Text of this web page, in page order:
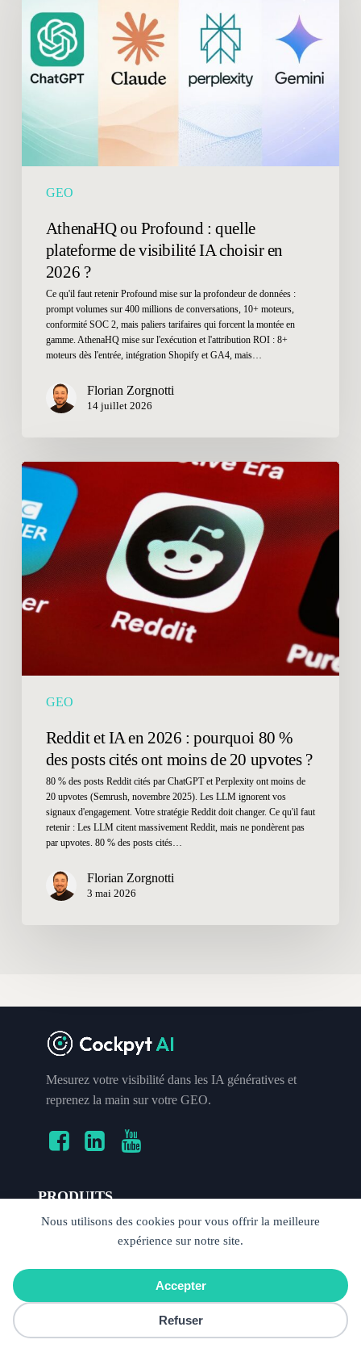
Nous utilisons des cookies pour vous offrir la meilleure
expérience sur notre site.
Accepter
Refuser
GEO
quelle
plateforme
de
IA
choisir
en
AthenaHQ ou Profound : quelle
plateforme de visibilité IA choisir en
2026 ?
Ce qu'il faut retenir Profound mise sur la profondeur de données :
prompt volumes sur 400 millions de conversations, 10+ moteurs,
conformité SOC 2, mais paliers tarifaires qui forcent la montée en
gamme. AthenaHQ mise sur l'exécution et l'attribution ROI : 8+
moteurs dès l'entrée, intégration Shopify et GA4, mais…
Florian Zorgnotti
14 juillet 2026
GEO
Reddit
IA
en
2026
:
pourquoi
80
posts
moins
upvotes
Reddit et IA en 2026 : pourquoi 80 %
des posts cités ont moins de 20 upvotes ?
80 % des posts Reddit cités par ChatGPT et Perplexity ont moins de
20 upvotes (Semrush, novembre 2025). Les LLM ignorent vos
signaux d'engagement. Votre stratégie Reddit doit changer. Ce qu'il faut
retenir : Les LLM citent massivement Reddit, mais ne pondèrent pas
par upvotes. 80 % des posts cités…
Florian Zorgnotti
3 mai 2026
Mesurez votre visibilité dans les IA génératives et
reprenez la main sur votre GEO.
PRODUITS
Fonctionnalités